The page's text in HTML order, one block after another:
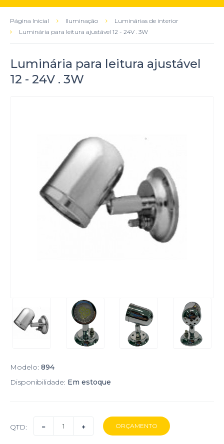
Página Inicial Iluminação
Luminárias de interior
Luminária para leitura ajustável 12 - 24V . 3W
Luminária para leitura ajustável
12 - 24V . 3W
Modelo: 894
Disponibilidade: Em estoque
QTD: